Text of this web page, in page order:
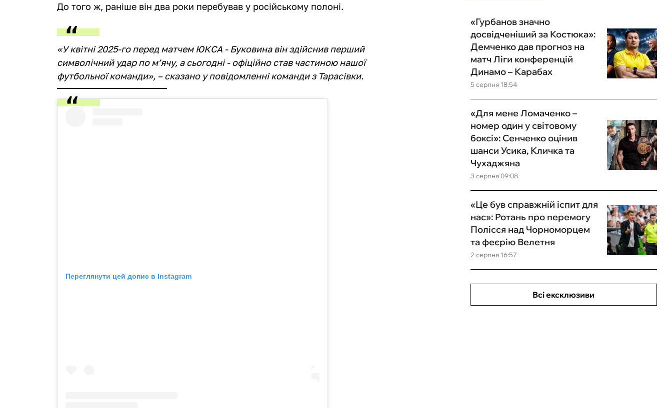
До того ж, раніше він два роки перебував у російському полоні.
«У квітні 2025-го перед матчем ЮКСА - Буковина він здійснив перший
символічний удар по м’ячу, а сьогодні - офіційно став частиною нашої
футбольної команди», – сказано у повідомленні команди з Тарасівки.
Переглянути цей допис в Instagram
5 серпня 18:54
«Гурбанов значно
досвідченіший за Костюка»:
Демченко дав прогноз на
матч Ліги конференцій
Динамо – Карабах
3 серпня 09:08
«Для мене Ломаченко –
номер один у світовому
боксі»: Сенченко оцінив
шанси Усика, Кличка та
Чухаджяна
2 серпня 16:57
«Це був справжній іспит для
нас»: Ротань про перемогу
Полісся над Чорноморцем
та феєрію Велетня
Всі ексклюзиви